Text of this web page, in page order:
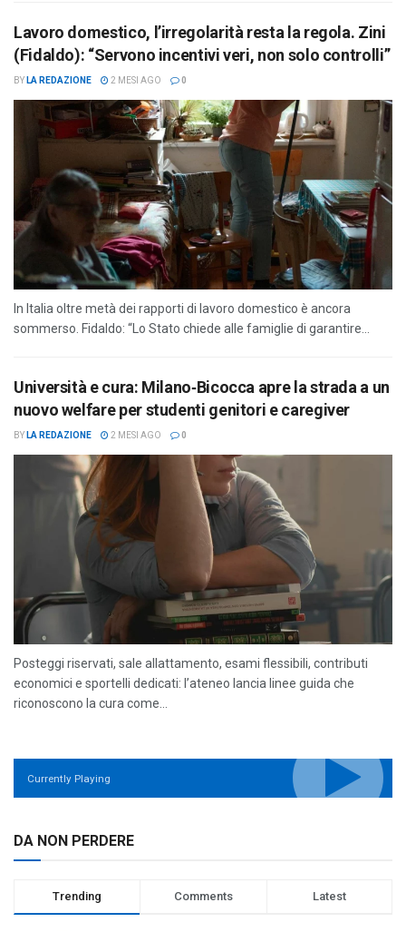
Lavoro domestico, l’irregolarità resta la regola. Zini
(Fidaldo): “Servono incentivi veri, non solo controlli”
BY LA REDAZIONE 2 MESI AGO 0
In Italia oltre metà dei rapporti di lavoro domestico è ancora
sommerso. Fidaldo: “Lo Stato chiede alle famiglie di garantire...
Università e cura: Milano‑Bicocca apre la strada a un
nuovo welfare per studenti genitori e caregiver
BY LA REDAZIONE 2 MESI AGO 0
Posteggi riservati, sale allattamento, esami flessibili, contributi
economici e sportelli dedicati: l’ateneo lancia linee guida che
riconoscono la cura come...
Currently Playing
DA NON PERDERE
Trending Comments Latest